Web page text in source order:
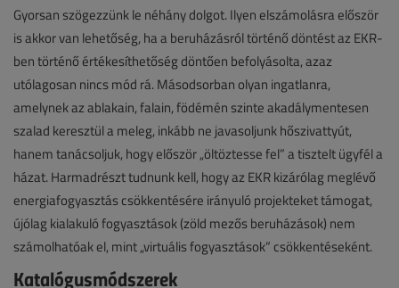
Gyorsan szögezzünk le néhány dolgot. Ilyen elszámolásra először
is akkor van lehetőség, ha a beruházásról történő döntést az EKR-
ben történő értékesíthetőség döntően befolyásolta, azaz
utólagosan nincs mód rá. Másodsorban olyan ingatlanra,
amelynek az ablakain, falain, födémén szinte akadálymentesen
szalad keresztül a meleg, inkább ne javasoljunk hőszivattyút,
hanem tanácsoljuk, hogy először „öltöztesse fel” a tisztelt ügyfél a
házat. Harmadrészt tudnunk kell, hogy az EKR kizárólag meglévő
energiafogyasztás csökkentésére irányuló projekteket támogat,
újólag kialakuló fogyasztások (zöld mezős beruházások) nem
számolhatóak el, mint „virtuális fogyasztások” csökkentéseként.
Katalógusmódszerek